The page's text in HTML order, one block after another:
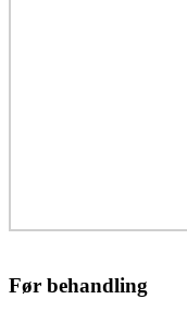
Før behandling